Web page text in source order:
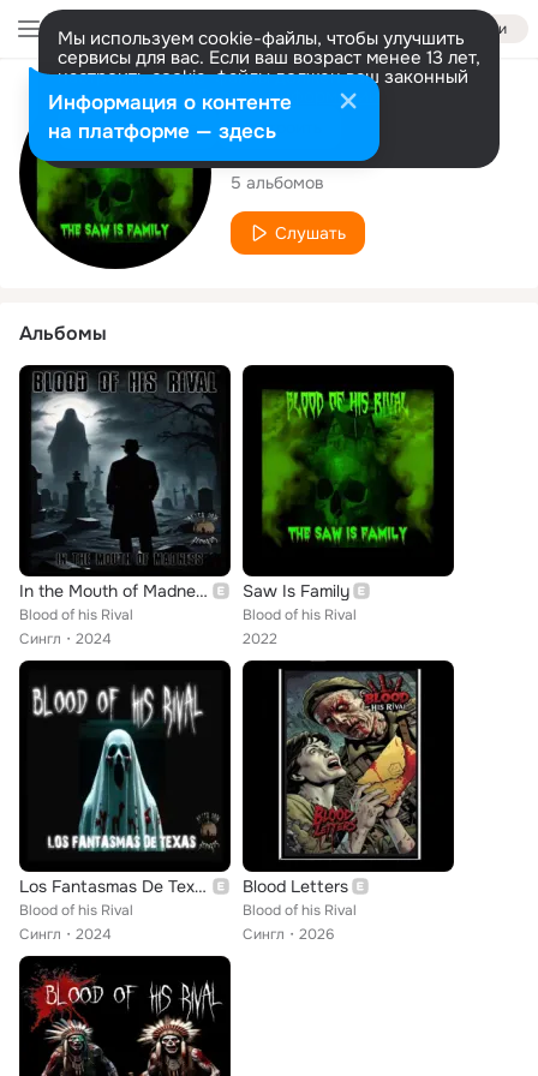
Войти
Мы используем cookie-файлы, чтобы улучшить
сервисы для вас. Если ваш возраст менее 13 лет,
настроить cookie-файлы должен ваш законный
представитель. Больше информации
Разрешить все Настроить
Исполнитель
Blood of his Rival
5 альбомов
Слушать
Альбомы
In the Mouth of Madness
Blood of his Rival
Сингл
2024
Saw Is Family
Blood of his Rival
2022
Los Fantasmas De Texas
Blood of his Rival
Сингл
2024
Blood Letters
Blood of his Rival
Сингл
2026
Информация о контенте
на платформе — здесь